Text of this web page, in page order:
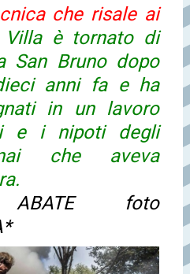
che risale ai
Villa è tornato di
San Bruno dopo
anni fa e ha
in un lavoro
e i nipoti degli
che aveva
ABATE foto